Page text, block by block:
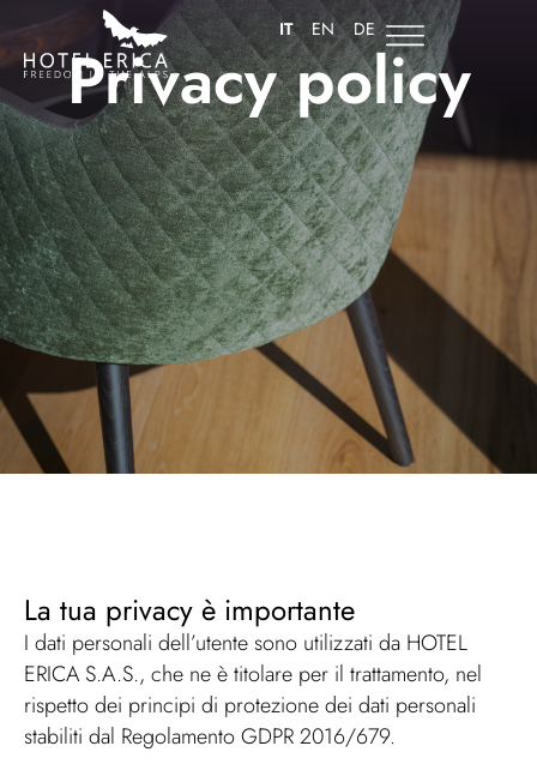
IT EN DE
Privacy policy
La tua privacy è importante
I dati personali dell’utente sono utilizzati da HOTEL
ERICA S.A.S., che ne è titolare per il trattamento, nel
rispetto dei principi di protezione dei dati personali
stabiliti dal Regolamento GDPR 2016/679.